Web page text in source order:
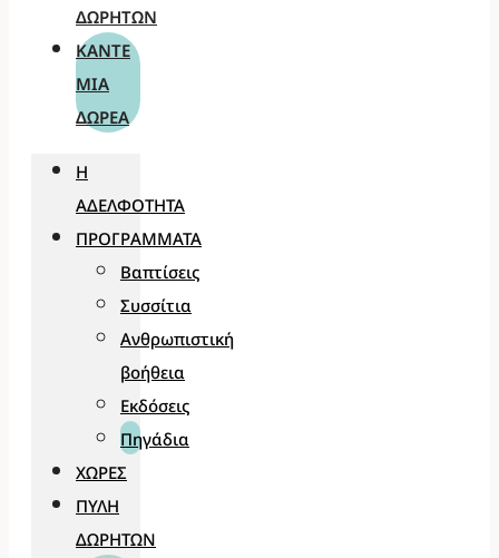
ΔΩΡΗΤΏΝ
ΚΆΝΤΕ
ΜΊΑ
ΔΩΡΕΆ
Η
ΑΔΕΛΦΌΤΗΤΑ
ΠΡΟΓΡΆΜΜΑΤΑ
Βαπτίσεις
Συσσίτια
Ανθρωπιστική
βοήθεια
Εκδόσεις
Πηγάδια
ΧΏΡΕΣ
ΠΎΛΗ
ΔΩΡΗΤΏΝ